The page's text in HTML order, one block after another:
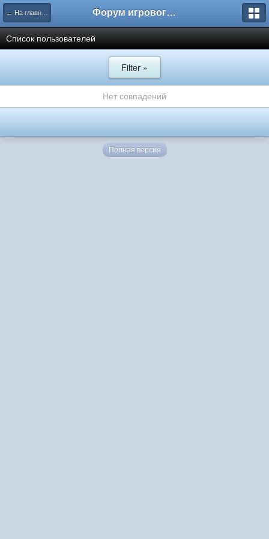
← На главную Форум игрового проекта Riverrise
Список пользователей
Filter »
Нет совпадений
Полная версия